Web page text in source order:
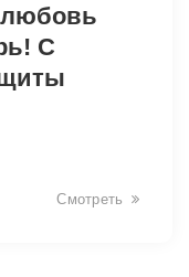
любовь
С
Смотреть